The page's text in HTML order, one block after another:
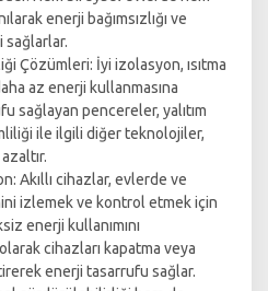
enerji bağımsızlığı ve
Çözümleri: İyi izolasyon, ısıtma
az enerji kullanmasına
sağlayan pencereler, yalıtım
ile ilgili diğer teknolojiler,
Akıllı cihazlar, evlerde ve
izlemek ve kontrol etmek için
enerji kullanımını
cihazları kapatma veya
enerji tasarrufu sağlar.